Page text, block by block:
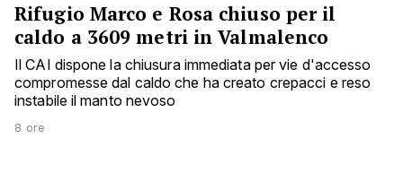
Rifugio Marco e Rosa chiuso per il
caldo a 3609 metri in Valmalenco
Il CAI dispone la chiusura immediata per vie d'accesso
compromesse dal caldo che ha creato crepacci e reso
instabile il manto nevoso
8 ore